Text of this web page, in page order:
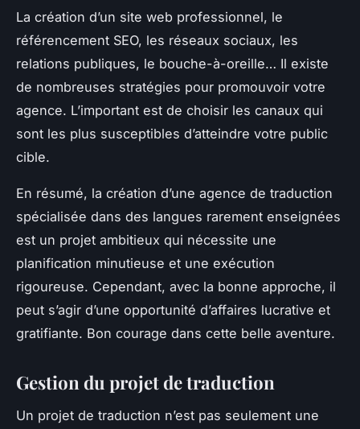
La création d’un site web professionnel, le
référencement SEO, les réseaux sociaux, les
relations publiques, le bouche-à-oreille… Il existe
de nombreuses stratégies pour promouvoir votre
agence. L’important est de choisir les canaux qui
sont les plus susceptibles d’atteindre votre public
cible.
En résumé, la création d’une agence de traduction
spécialisée dans des langues rarement enseignées
est un projet ambitieux qui nécessite une
planification minutieuse et une exécution
rigoureuse. Cependant, avec la bonne approche, il
peut s’agir d’une opportunité d’affaires lucrative et
gratifiante. Bon courage dans cette belle aventure.
Gestion du projet de traduction
Un projet de traduction n’est pas seulement une